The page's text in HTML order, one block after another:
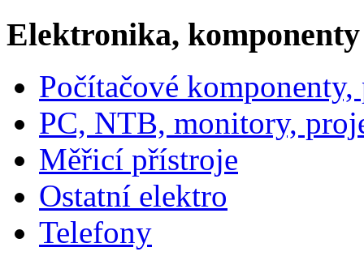
Elektronika, komponenty
Počítačové
PC, NTB, monitory,
Měřicí přístroje
Ostatní elektro
Telefony